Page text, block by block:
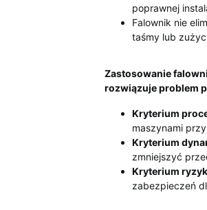
poprawnej
Falownik nie
taśmy lub
Zastosowanie
rozwiązuje problem
Kryterium
maszynami
Kryterium
zmniejszyć
Kryterium
zabezpieczeń